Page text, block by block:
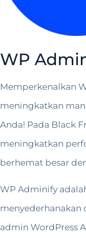
WP
Memperkenalkan
meningkatkan
Anda! Pada Black
meningkatkan
berhemat besar
WP Adminify
menyederhanakan
admin WordPress